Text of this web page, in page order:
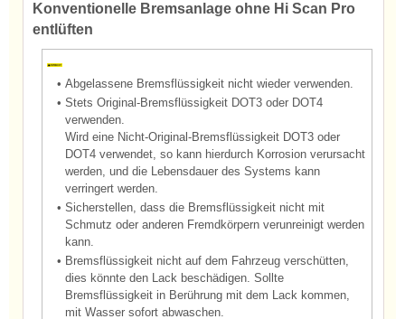
Konventionelle Bremsanlage ohne Hi Scan Pro
entlüften
• Abgelassene Bremsflüssigkeit nicht wieder verwenden.
• Stets Original-Bremsflüssigkeit DOT3 oder DOT4
verwenden.
Wird eine Nicht-Original-Bremsflüssigkeit DOT3 oder
DOT4 verwendet, so kann hierdurch Korrosion verursacht
werden, und die Lebensdauer des Systems kann
verringert werden.
• Sicherstellen, dass die Bremsflüssigkeit nicht mit
Schmutz oder anderen Fremdkörpern verunreinigt werden
kann.
• Bremsflüssigkeit nicht auf dem Fahrzeug verschütten,
dies könnte den Lack beschädigen. Sollte
Bremsflüssigkeit in Berührung mit dem Lack kommen,
mit Wasser sofort abwaschen.